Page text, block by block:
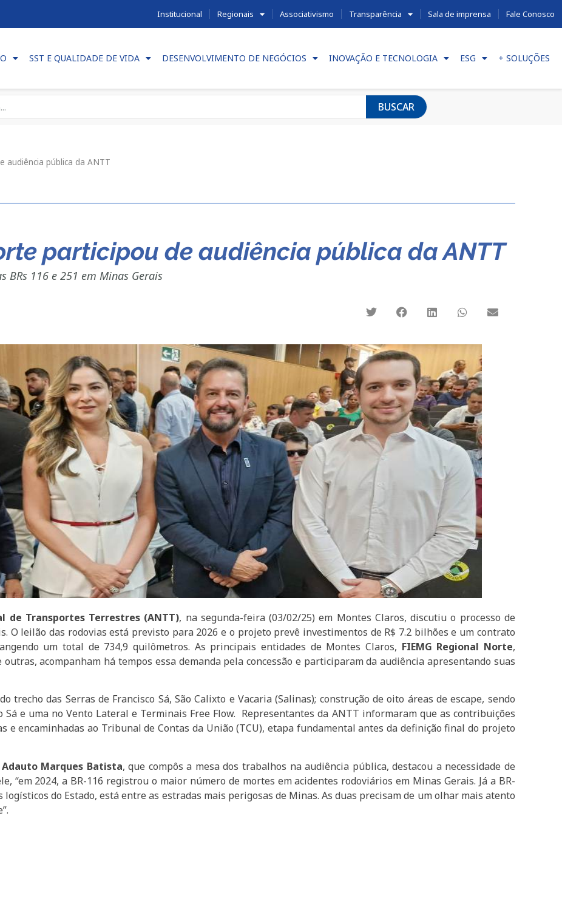
Institucional Regionais Associativismo Transparência Sala de imprensa Fale Conosco
SST E QUALIDADE DE VIDA DESENVOLVIMENTO DE NEGÓCIOS INOVAÇÃO E TECNOLOGIA ESG + SOLUÇÕES
BUSCAR
audiência pública da ANTT
participou de audiência pública da ANTT
BRs 116 e 251 em Minas Gerais
de Transportes Terrestres (ANTT), na segunda-feira (03/02/25) em Montes Claros, discutiu o processo de
O leilão das rodovias está previsto para 2026 e o projeto prevê investimentos de R$ 7.2 bilhões e um contrato
um total de 734,9 quilômetros. As principais entidades de Montes Claros, FIEMG Regional Norte,
outras, acompanham há tempos essa demanda pela concessão e participaram da audiência apresentando suas
trecho das Serras de Francisco Sá, São Calixto e Vacaria (Salinas); construção de oito áreas de escape, sendo
Sá e uma no Vento Lateral e Terminais Free Flow. Representantes da ANTT informaram que as contribuições
e encaminhadas ao Tribunal de Contas da União (TCU), etapa fundamental antes da definição final do projeto
Adauto Marques Batista, que compôs a mesa dos trabalhos na audiência pública, destacou a necessidade de
“em 2024, a BR-116 registrou o maior número de mortes em acidentes rodoviários em Minas Gerais. Já a BR-
do Estado, está entre as estradas mais perigosas de Minas. As duas precisam de um olhar mais atento